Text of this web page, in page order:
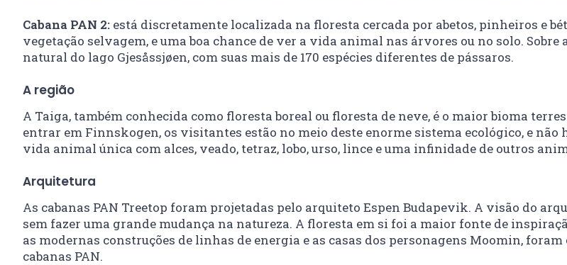
Cabana PAN 2: está discretamente localizada na floresta cercada por abetos, pinheiros e
vegetação selvagem, e uma boa chance de ver a vida animal nas árvores ou no solo.
natural do lago Gjesåssjøen, com suas mais de 170 espécies diferentes de pássaros.
A região
A Taiga, também conhecida como floresta boreal ou floresta de neve, é o maior bioma
entrar em Finnskogen, os visitantes estão no meio deste enorme sistema ecológico, e
vida animal única com alces, veado, tetraz, lobo, urso, lince e uma infinidade de outros
Arquitetura
As cabanas PAN Treetop foram projetadas pelo arquiteto Espen Budapevik. A visão do
sem fazer uma grande mudança na natureza. A floresta em si foi a maior fonte de
as modernas construções de linhas de energia e as casas dos personagens Moomin,
cabanas PAN.